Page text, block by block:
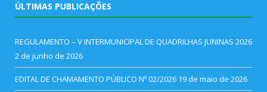
ÚLTIMAS PUBLICAÇÕES
REGULAMENTO – V INTERMUNICIPAL DE QUADRILHAS JUNINAS 2026
2 de junho de 2026
EDITAL DE CHAMAMENTO PÚBLICO Nº 02/2026 19 de maio de 2026